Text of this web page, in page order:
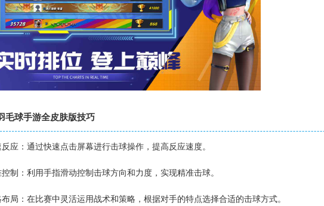
毛球手游全皮肤版技巧
反应：通过快速点击屏幕进行击球操作，提高反应速度。
制：利用手指滑动控制击球方向和力度，实现精准击球。
局：在比赛中灵活运用战术和策略，根据对手的特点选择合适的击球方式。